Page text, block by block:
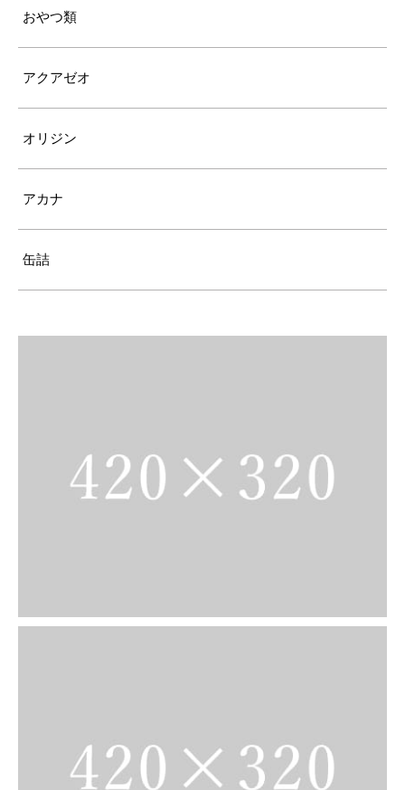
おやつ類
アクアゼオ
オリジン
アカナ
缶詰